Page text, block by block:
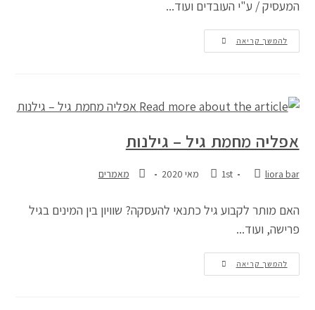
המעסיק / ע"י העובדים ועוד...
להמשך קריאה
אפליה מחמת גיל – גילנות
liora bar 1st מאי 2020 מאמרים
האם מותר לקבוע גיל כתנאי להעסקה? שוויון בין המינים בגיל
פרישה, ועוד...
להמשך קריאה